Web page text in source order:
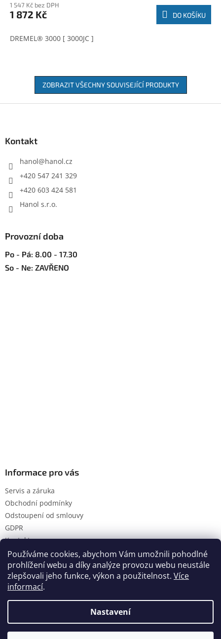
Používáme cookies, abychom Vám umožnili pohodlné
prohlížení webu a díky analýze provozu webu neustále
zlepšovali jeho funkce, výkon a použitelnost. Více
informací.
Nastavení
1 547 Kč bez DPH
1 872 Kč DO KOŠÍKU
DREMEL® 3000 [ 3000JC ]
ZOBRAZIT VŠECHNY SOUVISEJÍCÍ PRODUKTY
Kontakt
hanol@hanol.cz
+420 547 241 329
+420 603 424 581
Hanol s.r.o.
Provozní doba
Po - Pá: 8.00 - 17.30
So - Ne: ZAVŘENO
Informace pro vás
Servis a záruka
Obchodní podmínky
Odstoupení od smlouvy
GDPR
Kontakty
Vytvořil Shoptet
Hanol s.r.o.. Všechna práva vyhrazena.
Upravit nastavení cookies